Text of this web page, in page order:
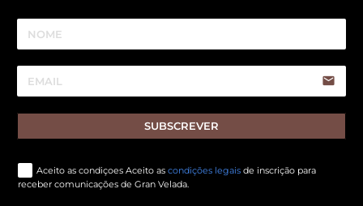
email
SUBSCREVER
Aceito as condiçoes Aceito as condições legais de inscrição para
receber comunicações de Gran Velada.